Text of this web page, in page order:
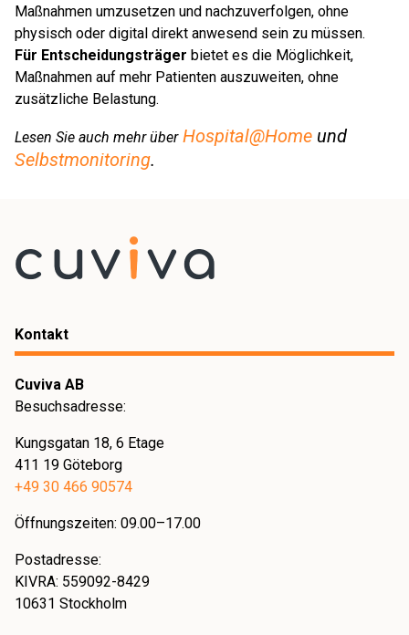
Maßnahmen umzusetzen und nachzuverfolgen, ohne
physisch oder digital direkt anwesend sein zu müssen.
Für Entscheidungsträger bietet es die Möglichkeit,
Maßnahmen auf mehr Patienten auszuweiten, ohne
zusätzliche Belastung.
Lesen Sie auch mehr über Hospital@Home und
Selbstmonitoring.
Kontakt
Cuviva AB
Besuchsadresse:
Kungsgatan 18, 6 Etage
411 19 Göteborg
+49 30 466 90574
Öffnungszeiten: 09.00–17.00
Postadresse:
KIVRA: 559092-8429
10631 Stockholm